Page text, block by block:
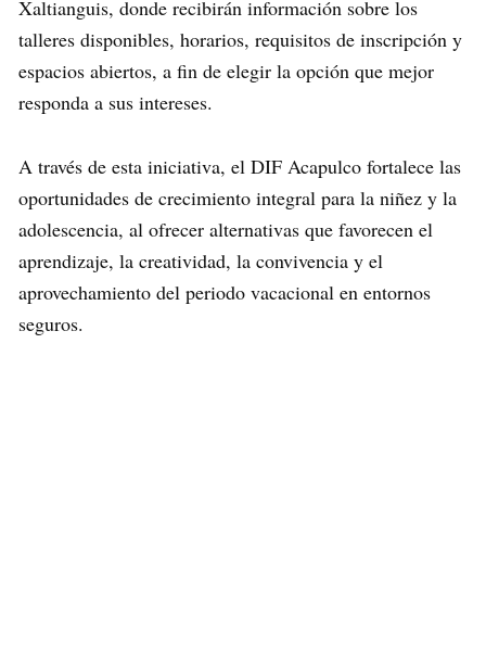
Xaltianguis, donde recibirán información sobre los
talleres disponibles, horarios, requisitos de inscripción y
espacios abiertos, a fin de elegir la opción que mejor
responda a sus intereses.
A través de esta iniciativa, el DIF Acapulco fortalece las
oportunidades de crecimiento integral para la niñez y la
adolescencia, al ofrecer alternativas que favorecen el
aprendizaje, la creatividad, la convivencia y el
aprovechamiento del periodo vacacional en entornos
seguros.